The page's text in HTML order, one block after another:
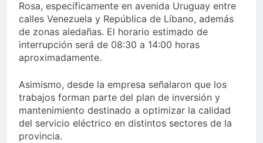
Rosa, específicamente en avenida Uruguay entre
calles Venezuela y República de Líbano, además
de zonas aledañas. El horario estimado de
interrupción será de 08:30 a 14:00 horas
aproximadamente.
Asimismo, desde la empresa señalaron que los
trabajos forman parte del plan de inversión y
mantenimiento destinado a optimizar la calidad
del servicio eléctrico en distintos sectores de la
provincia.